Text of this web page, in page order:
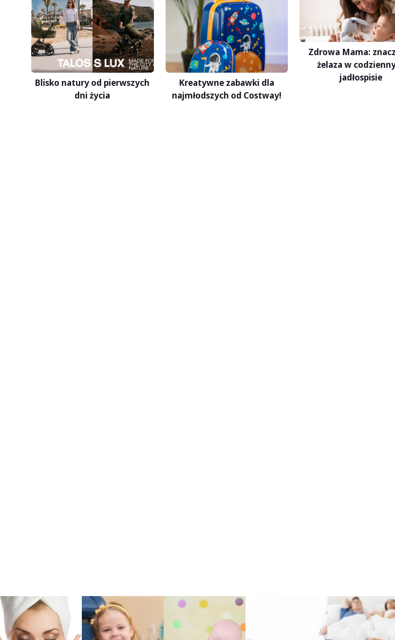
Blisko natury od pierwszych
dni życia
Kreatywne zabawki dla
najmłodszych od Costway!
Zdrowa Mama:
żelaza w
jadłospisie